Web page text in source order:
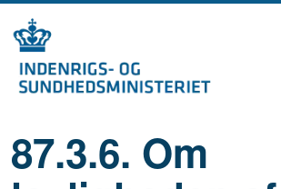
87.3.6. Om